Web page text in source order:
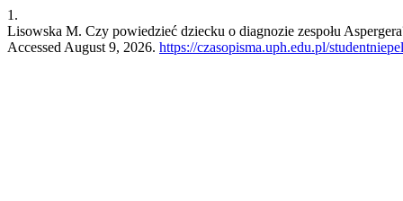
1.
Lisowska M. Czy powiedzieć dziecku o diagnozie zespołu
Accessed August 9, 2026. https://czasopisma.uph.edu.pl/